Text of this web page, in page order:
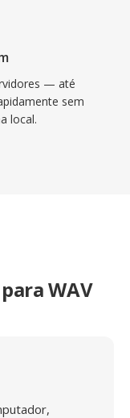
— até
sem
local.
WAV